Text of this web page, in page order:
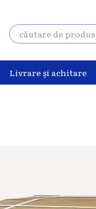
Livrare și achitare